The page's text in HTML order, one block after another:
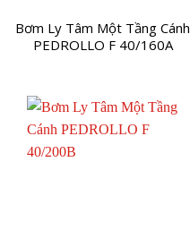
Bơm Ly Tâm Một Tầng Cánh
PEDROLLO F 40/160A